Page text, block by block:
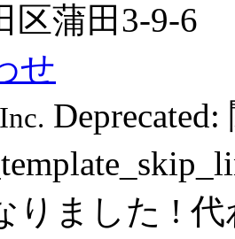
区蒲田3-9-6
せ
Deprecated:
りました !